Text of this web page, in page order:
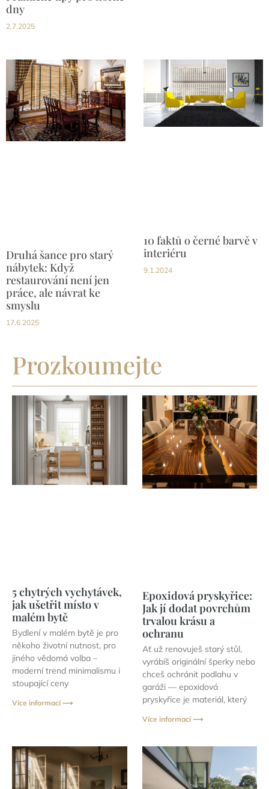
dny
2.7.2025
Druhá šance pro starý
nábytek: Když
restaurování není jen
práce, ale návrat ke
smyslu
17.6.2025
10 faktů o černé barvě v
interiéru
9.1.2024
Prozkoumejte
5 chytrých vychytávek,
jak ušetřit místo v
malém bytě
Bydlení v malém bytě je pro
někoho životní nutnost, pro
jiného vědomá volba –
moderní trend minimalismu i
stoupající ceny
Více informací ⟶
Epoxidová pryskyřice:
Jak jí dodat povrchům
trvalou krásu a
ochranu
Ať už renovuješ starý stůl,
vyrábíš originální šperky nebo
chceš ochránit podlahu v
garáži — epoxidová
pryskyřice je materiál, který
Více informací ⟶